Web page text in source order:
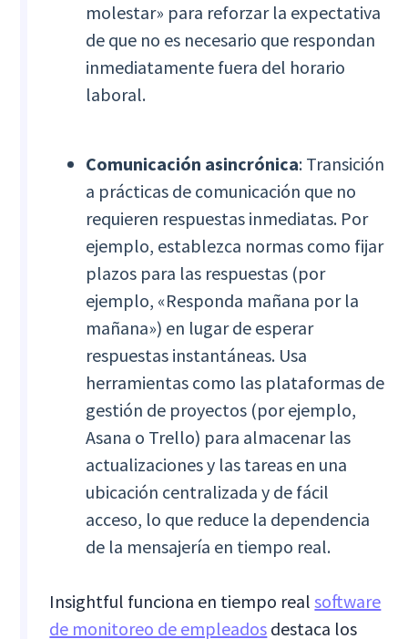
molestar» para reforzar la expectativa
de que no es necesario que respondan
inmediatamente fuera del horario
laboral.
Comunicación asincrónica: Transición
a prácticas de comunicación que no
requieren respuestas inmediatas. Por
ejemplo, establezca normas como fijar
plazos para las respuestas (por
ejemplo, «Responda mañana por la
mañana») en lugar de esperar
respuestas instantáneas. Usa
herramientas como las plataformas de
gestión de proyectos (por ejemplo,
Asana o Trello) para almacenar las
actualizaciones y las tareas en una
ubicación centralizada y de fácil
acceso, lo que reduce la dependencia
de la mensajería en tiempo real.
Insightful funciona en tiempo realsoftware
de monitoreo de empleados destaca los